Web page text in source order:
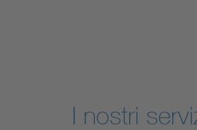
I nostri